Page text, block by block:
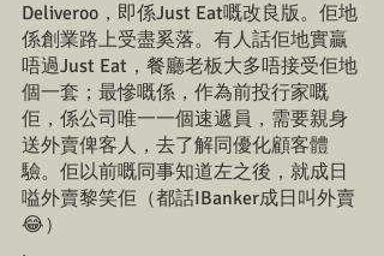
Deliveroo，即係Just Eat嘅改良版。佢地
係創業路上受盡奚落。有人話佢地實贏
唔過Just Eat，餐廳老板大多唔接受佢地
個一套；最慘嘅係，作為前投行家嘅
佢，係公司唯一一個速遞員，需要親身
送外賣俾客人，去了解同優化顧客體
驗。佢以前嘅同事知道左之後，就成日
嗌外賣黎笑佢（都話IBanker成日叫外賣
😂）
.